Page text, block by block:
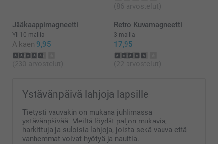
Kirsi/Smartphoto
(86 arvostelut)
Jääkaappimagneetti
Yli 10 mallia
Alkaen 9,95
(230 arvostelut)
Retro Kuvamagneetti
3 mallia
17,95
(22 arvostelut)
Ystävänpäivä lahjoja lapsille
Tietysti vauvakin on mukana juhlimassa
ystävänpäivää. Meiltä löydät paljon mukavia,
harkittuja ja suloisia lahjoja, joista sekä vauva että
vanhemmat voivat hyötyä ja nauttia.